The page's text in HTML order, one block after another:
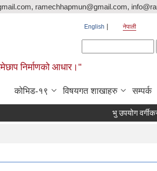
ramechhapmun@gmail.com,
निर्माणको आधार।"
English नेपाली
कोभिड-१९ विषयगत शाखाहरु सम्पर्क
भु उपयोग वर्गीकरण